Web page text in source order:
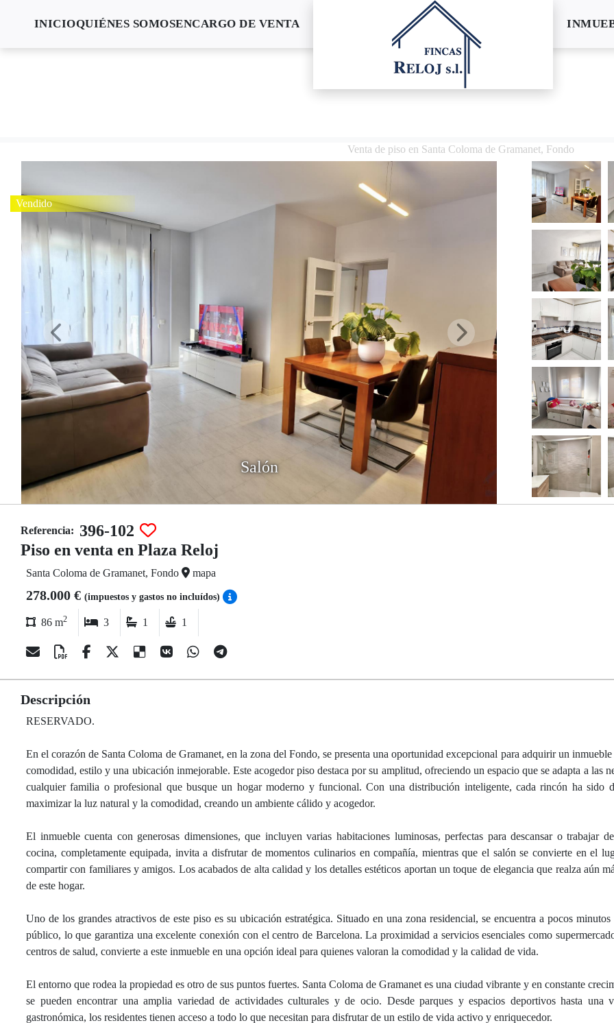
INICIOQUIÉNES SOMOSENCARGO DE VENTA
Venta de piso en Santa Coloma de Gramanet, Fondo
Salón
Vendido
Referencia: 396-102
Piso en venta en Plaza Reloj
Santa Coloma de Gramanet, Fondo mapa
278.000 € (impuestos y gastos no incluídos)
86 m2 3 1 1
Descripción
RESERVADO.
En el corazón de Santa Coloma de Gramanet, en la zona del Fondo, se presenta una oportunidad excepcional para adquirir un
comodidad, estilo y una ubicación inmejorable. Este acogedor piso destaca por su amplitud, ofreciendo un espacio que se adapta a las
cualquier familia o profesional que busque un hogar moderno y funcional. Con una distribución inteligente, cada rincón ha sido
maximizar la luz natural y la comodidad, creando un ambiente cálido y acogedor.
El inmueble cuenta con generosas dimensiones, que incluyen varias habitaciones luminosas, perfectas para descansar o trabajar
cocina, completamente equipada, invita a disfrutar de momentos culinarios en compañía, mientras que el salón se convierte en el
compartir con familiares y amigos. Los acabados de alta calidad y los detalles estéticos aportan un toque de elegancia que realza aún
de este hogar.
Uno de los grandes atractivos de este piso es su ubicación estratégica. Situado en una zona residencial, se encuentra a pocos minutos
público, lo que garantiza una excelente conexión con el centro de Barcelona. La proximidad a servicios esenciales como
centros de salud, convierte a este inmueble en una opción ideal para quienes valoran la comodidad y la calidad de vida.
El entorno que rodea la propiedad es otro de sus puntos fuertes. Santa Coloma de Gramanet es una ciudad vibrante y en constante
se pueden encontrar una amplia variedad de actividades culturales y de ocio. Desde parques y espacios deportivos hasta una
gastronómica, los residentes tienen acceso a todo lo que necesitan para disfrutar de un estilo de vida activo y enriquecedor.